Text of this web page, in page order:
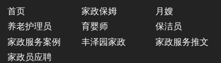
首页 家政保姆
月嫂
养老护理员
育婴师
保洁员
家政服务案例
丰泽园家政
家政服务推文
家政员应聘